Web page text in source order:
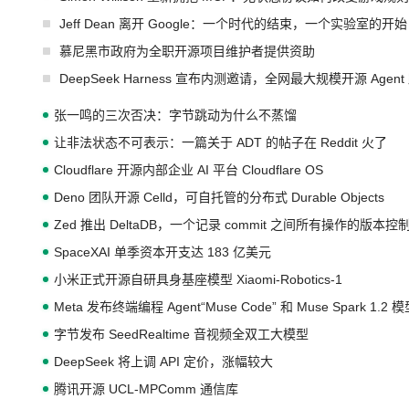
Jeff Dean 离开 Google：一个时代的结束，一个实验室的开始
慕尼黑市政府为全职开源项目维护者提供资助
DeepSeek Harness 宣布内测邀请，全网最大规模开源 Agent
张一鸣的三次否决：字节跳动为什么不蒸馏
让非法状态不可表示：一篇关于 ADT 的帖子在 Reddit 火了
Cloudflare 开源内部企业 AI 平台 Cloudflare OS
Deno 团队开源 Celld，可自托管的分布式 Durable Objects
Zed 推出 DeltaDB，一个记录 commit 之间所有操作的版本控
SpaceXAI 单季资本开支达 183 亿美元
小米正式开源自研具身基座模型 Xiaomi-Robotics-1
Meta 发布终端编程 Agent“Muse Code” 和 Muse Spark 1.2 模
字节发布 SeedRealtime 音视频全双工大模型
DeepSeek 将上调 API 定价，涨幅较大
腾讯开源 UCL-MPComm 通信库